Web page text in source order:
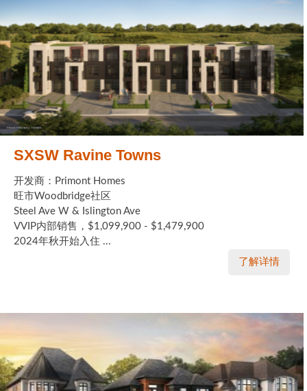
SXSW Ravine Towns
开发商：Primont Homes
旺市Woodbridge社区
Steel Ave W & Islington Ave
VVIP内部销售，$1,099,900 - $1,479,900
2024年秋开始入住 ...
了解详情